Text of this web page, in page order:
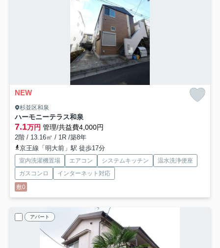
NEW
杉並区和泉
ハーモニーテラス和泉
7.1万円 管理/共益費4,000円
2階 / 13.16㎡ / 1R /築8年
京王線「明大前」駅 徒歩17分
室内洗濯機置場 エアコン システムキッチン
温水洗浄便座
ガスコンロ
インターネット対応
敷0
アパート